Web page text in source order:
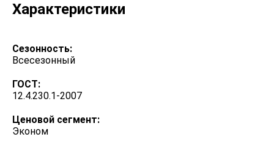
Характеристики
Сезонность:
Всесезонный
ГОСТ:
12.4.230.1-2007
Ценовой сегмент:
Эконом